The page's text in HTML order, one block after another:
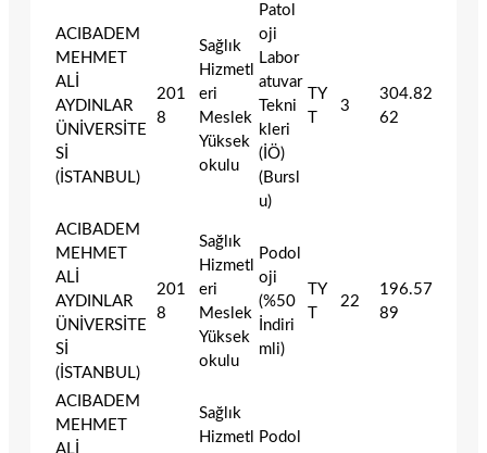
ACIBADEM
MEHMET
ALİ
AYDINLAR
ÜNİVERSİTE
Sİ
(İSTANBUL)
201
8
Sağlık
Hizmetl
eri
Meslek
Yüksek
okulu
Patol
oji
Labor
atuvar
Tekni
kleri
(İÖ)
(Bursl
u)
TY
T
3
304.82
62
ACIBADEM
MEHMET
ALİ
AYDINLAR
ÜNİVERSİTE
Sİ
(İSTANBUL)
201
8
Sağlık
Hizmetl
eri
Meslek
Yüksek
okulu
Podol
oji
(%50
İndiri
mli)
TY
T
22
196.57
89
ACIBADEM
MEHMET
ALİ
Sağlık
Hizmetl
Podol